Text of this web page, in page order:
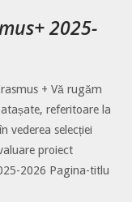
2025-
+ Vă rugăm
referitoare la
vederea selecției
proiect
2026 Pagina-titlu